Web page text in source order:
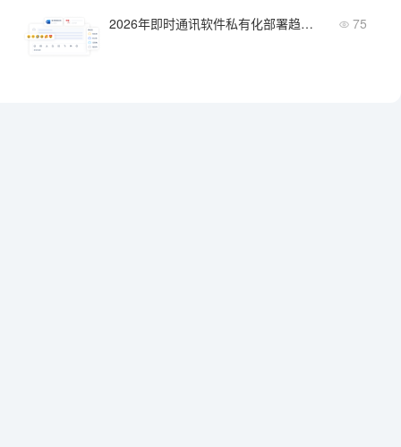
2026年即时通讯软件私有化部署趋势：国产替代与安全合规要点 75